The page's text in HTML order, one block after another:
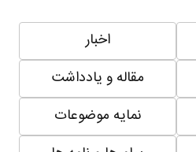
اخبار
مقاله و یادداشت
نمایه موضوعات